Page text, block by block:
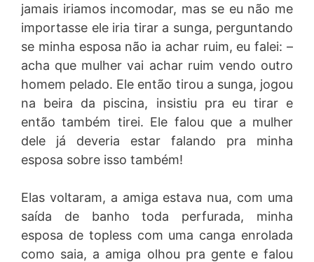
jamais iriamos incomodar, mas se eu não me
importasse ele iria tirar a sunga, perguntando
se minha esposa não ia achar ruim, eu falei: –
acha que mulher vai achar ruim vendo outro
homem pelado. Ele então tirou a sunga, jogou
na beira da piscina, insistiu pra eu tirar e
então também tirei. Ele falou que a mulher
dele já deveria estar falando pra minha
esposa sobre isso também!
Elas voltaram, a amiga estava nua, com uma
saída de banho toda perfurada, minha
esposa de topless com uma canga enrolada
como saia, a amiga olhou pra gente e falou